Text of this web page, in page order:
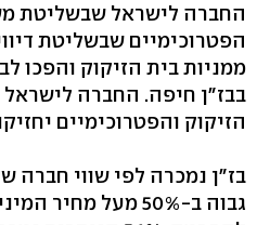
החברה לישראל שבשליטת
ממניות בית הזיקוק והפכו
הזיקוק והפטרוכימיים יחזיקו
גבוה ב-50% מעל